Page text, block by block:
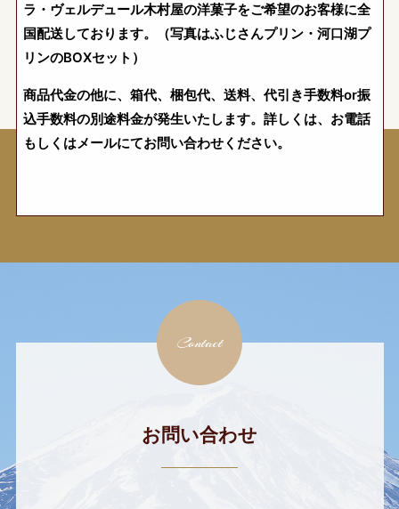
ラ・ヴェルデュール木村屋の洋菓子をご希望のお客様に全
国配送しております。（写真はふじさんプリン・河口湖プ
リンのBOXセット）
商品代金の他に、箱代、梱包代、送料、代引き手数料or振
込手数料の別途料金が発生いたします。詳しくは、お電話
もしくはメールにてお問い合わせください。
Contact
お問い合わせ